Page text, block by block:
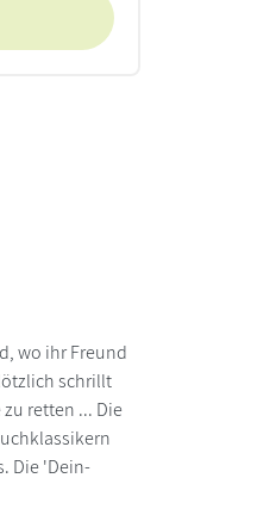
wo ihr Freund
schrillt
retten ... Die
Die 'Dein-